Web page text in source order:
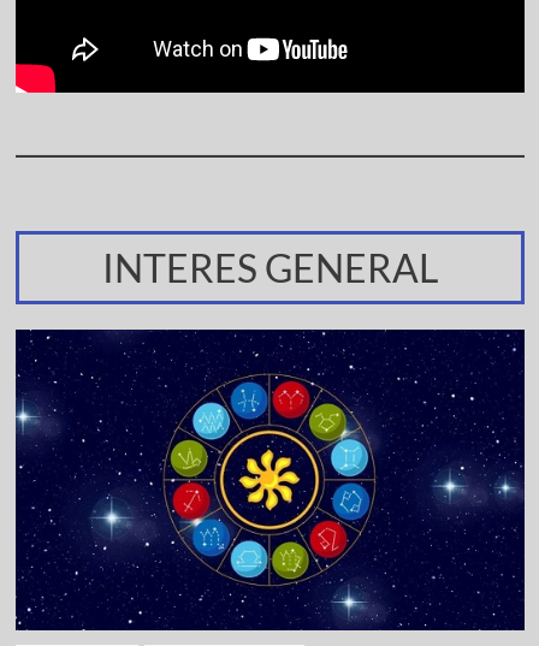
INTERES GENERAL